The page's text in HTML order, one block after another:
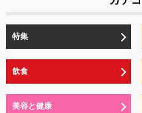
特集
飲食
美容と健康